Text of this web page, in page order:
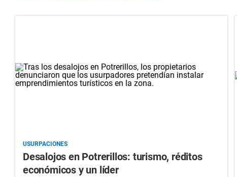
USURPACIONES
Desalojos en Potrerillos: turismo, réditos
económicos y un líder